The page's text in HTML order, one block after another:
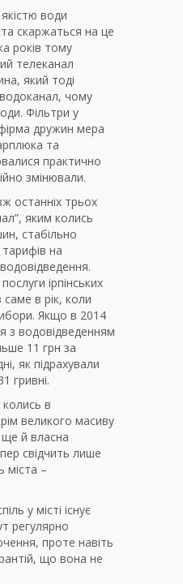
води
скаржаться на це
років тому
телеканал
який тоді
чому
Фільтри у
дружин мера
та
практично
змінювали.
останніх трьох
яким колись
стабільно
на
ірпінських
в рік, коли
Якщо в 2014
з водовідведенням
11 грн за
як підрахували
гривні.
в
великого масиву
ще й власна
свідчить лише
міста –
у місті існує
регулярно
проте навіть
що вона не